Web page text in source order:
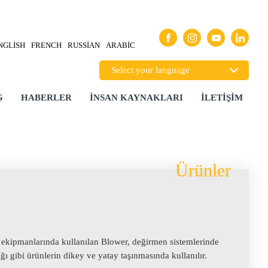
FRENCH RUSSIAN ARABIC
HABERLER İNSAN KAYNAKLARI İLETIŞIM
Ürünler
kullanılan Blower, değirmen sistemlerinde
gibi ürünlerin dikey ve yatay taşınmasında kullanılır.